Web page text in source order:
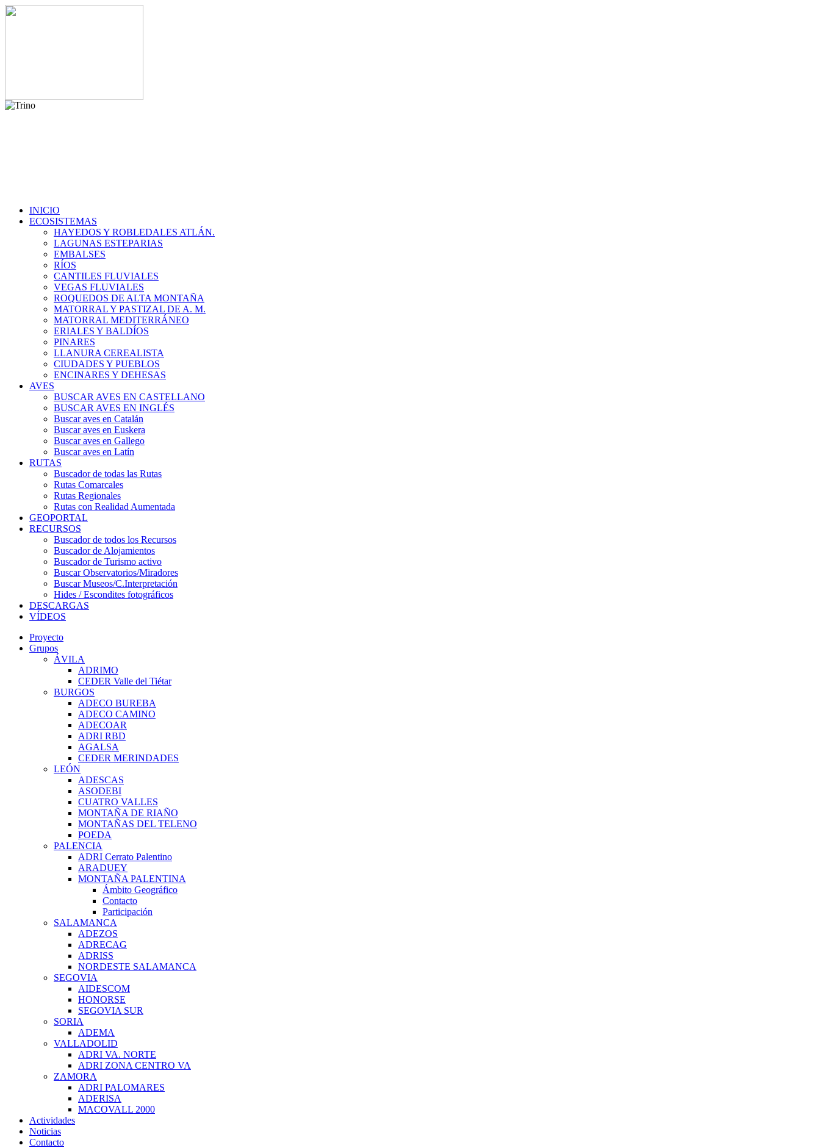
INICIO
ECOSISTEMAS
HAYEDOS Y ROBLEDALES ATLÁN.
LAGUNAS ESTEPARIAS
EMBALSES
RÍOS
CANTILES FLUVIALES
VEGAS FLUVIALES
ROQUEDOS DE ALTA MONTAÑA
MATORRAL Y PASTIZAL DE A. M.
MATORRAL MEDITERRÁNEO
ERIALES Y BALDÍOS
PINARES
LLANURA CEREALISTA
CIUDADES Y PUEBLOS
ENCINARES Y DEHESAS
AVES
BUSCAR AVES EN CASTELLANO
BUSCAR AVES EN INGLÉS
Buscar aves en Catalán
Buscar aves en Euskera
Buscar aves en Gallego
Buscar aves en Latín
RUTAS
Buscador de todas las Rutas
Rutas Comarcales
Rutas Regionales
Rutas con Realidad Aumentada
GEOPORTAL
RECURSOS
Buscador de todos los Recursos
Buscador de Alojamientos
Buscador de Turismo activo
Buscar Observatorios/Miradores
Buscar Museos/C.Interpretación
Hides / Escondites fotográficos
DESCARGAS
VÍDEOS
Proyecto
Grupos
ÁVILA
ADRIMO
CEDER Valle del Tiétar
BURGOS
ADECO BUREBA
ADECO CAMINO
ADECOAR
ADRI RBD
AGALSA
CEDER MERINDADES
LEÓN
ADESCAS
ASODEBI
CUATRO VALLES
MONTAÑA DE RIAÑO
MONTAÑAS DEL TELENO
POEDA
PALENCIA
ADRI Cerrato Palentino
ARADUEY
MONTAÑA PALENTINA
Ámbito Geográfico
Contacto
Participación
SALAMANCA
ADEZOS
ADRECAG
ADRISS
NORDESTE SALAMANCA
SEGOVIA
AIDESCOM
HONORSE
SEGOVIA SUR
SORIA
ADEMA
VALLADOLID
ADRI VA. NORTE
ADRI ZONA CENTRO VA
ZAMORA
ADRI PALOMARES
ADERISA
MACOVALL 2000
Actividades
Noticias
Contacto